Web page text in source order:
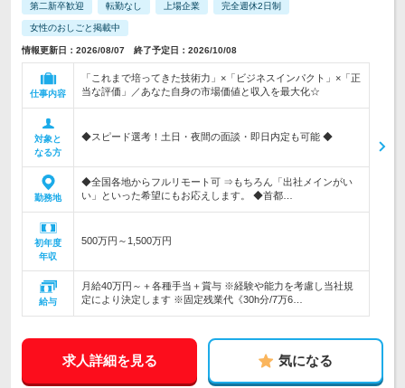
第二新卒歓迎 転勤なし 上場企業 完全週休2日制
女性のおしごと掲載中
情報更新日：2026/08/07 終了予定日：2026/10/08
仕事内容
「これまで培ってきた技術力」×「ビジネスインパクト」×「正
当な評価」／あなた自身の市場価値と収入を最大化☆
対象と
なる方
◆スピード選考！土日・夜間の面談・即日内定も可能 ◆
勤務地
◆全国各地からフルリモート可 ⇒もちろん「出社メインがい
い」といった希望にもお応えします。 ◆首都…
初年度
年収
500万円～1,500万円
給与
月給40万円～＋各種手当＋賞与 ※経験や能力を考慮し当社規
定により決定します ※固定残業代《30h分/7万6…
求人詳細を見る 気になる